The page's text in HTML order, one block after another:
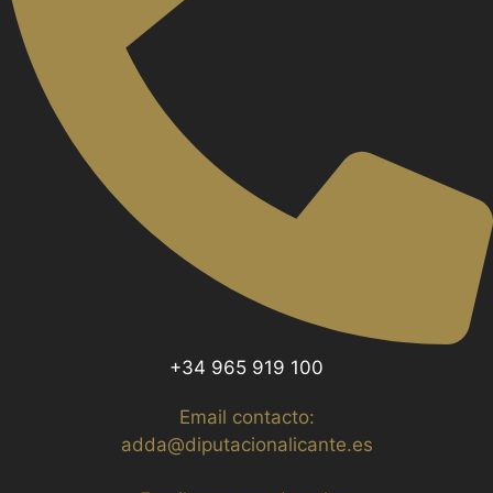
+34 965 919 100
Email contacto:
adda@diputacionalicante.es